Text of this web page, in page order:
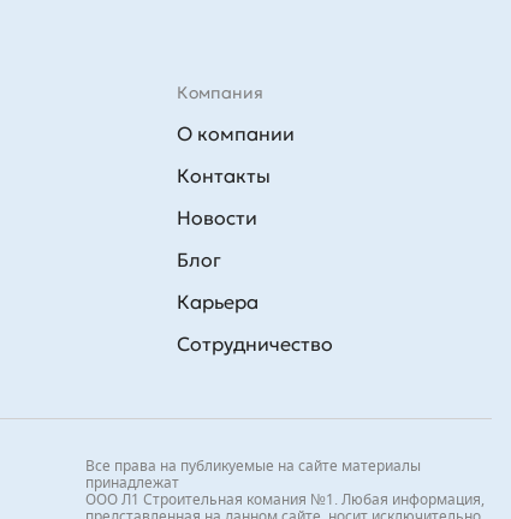
Компания
О компании
Контакты
Новости
Блог
Карьера
Сотрудничество
Все права на публикуемые на сайте материалы
принадлежат
ООО Л1 Строительная комания №1. Любая информация,